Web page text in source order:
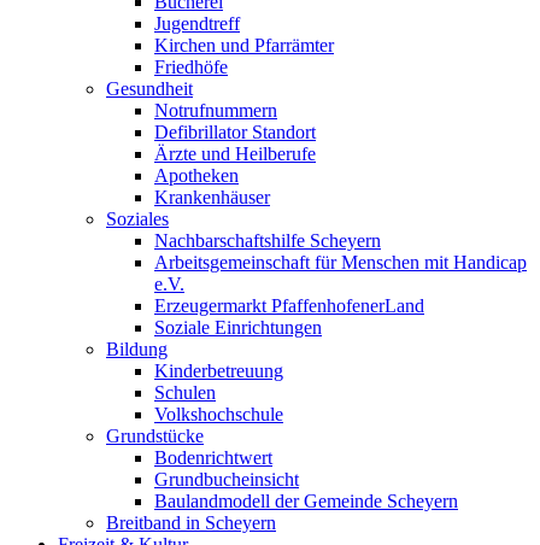
Jugendtreff
Kirchen und Pfarrämter
Friedhöfe
Gesundheit
Notrufnummern
Defibrillator Standort
Ärzte und Heilberufe
Apotheken
Krankenhäuser
Soziales
Nachbarschaftshilfe Scheyern
Arbeitsgemeinschaft für Menschen mit Handicap
e.V.
Erzeugermarkt PfaffenhofenerLand
Soziale Einrichtungen
Bildung
Kinderbetreuung
Schulen
Volkshochschule
Grundstücke
Bodenrichtwert
Grundbucheinsicht
Baulandmodell der Gemeinde Scheyern
Breitband in Scheyern